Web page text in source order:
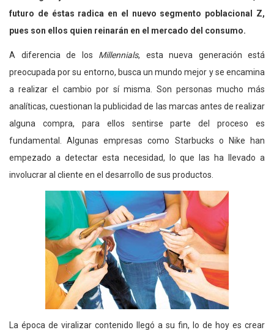
futuro de éstas radica en el nuevo segmento poblacional Z,
pues son ellos quien reinarán en el mercado del consumo.
A diferencia de los Millennials, esta nueva generación está
preocupada por su entorno, busca un mundo mejor y se encamina
a realizar el cambio por sí misma. Son personas mucho más
analíticas, cuestionan la publicidad de las marcas antes de realizar
alguna compra, para ellos sentirse parte del proceso es
fundamental. Algunas empresas como Starbucks o Nike han
empezado a detectar esta necesidad, lo que las ha llevado a
involucrar al cliente en el desarrollo de sus productos.
La época de viralizar contenido llegó a su fin, lo de hoy es crear